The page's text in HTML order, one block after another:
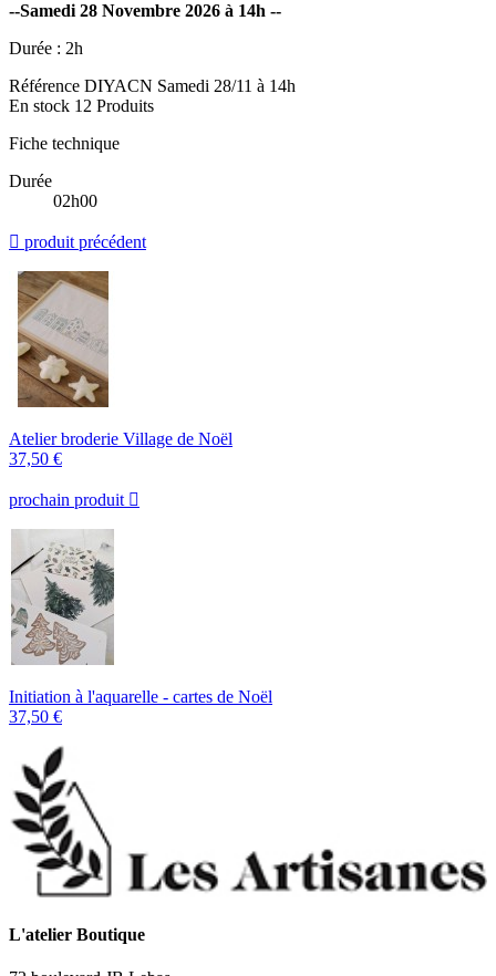
--Samedi 28 Novembre 2026 à 14h --
Durée : 2h
Référence DIYACN Samedi 28/11 à 14h
En stock 12 Produits
Fiche technique
Durée
02h00
 produit précédent
Atelier broderie Village de Noël
37,50 €
prochain produit 
Initiation à l'aquarelle - cartes de Noël
37,50 €
L'atelier Boutique